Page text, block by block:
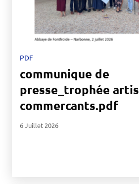
PDF
communique de
presse_trophée
commercants.pdf
6 Juillet 2026